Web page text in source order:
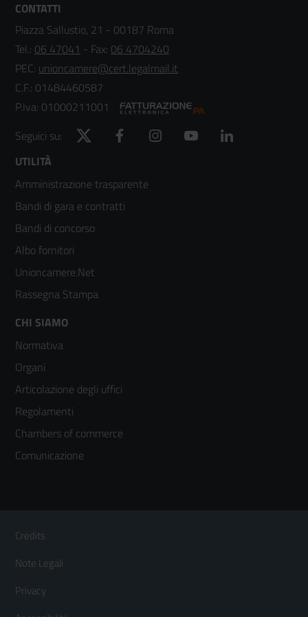
CONTATTI
Piazza Sallustio, 21 - 00187 Roma
Tel.: 06 47041 - Fax: 06 4704240
PEC: unioncamere@cert.legalmail.it
C.F.: 01484460587
P.Iva: 01000211001
Seguici su:
Twitter Facebook Instagram YouTube
Footer
menù
colonna
2
UTILITÀ
Amministrazione trasparente
Bandi di gara e contratti
Bandi di concorso
Albo fornitori
Unioncamere.Net
Rassegna Stampa
Footer
menù
colonna
3
CHI SIAMO
Normativa
Organi
Articolazione degli uffici
Regolamenti
Chambers of commerce
Comunicazione
Footer
Menù
orizzontale
Credits
Note Legali
Privacy